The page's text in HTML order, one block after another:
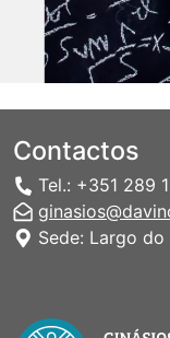
Contactos
Tel.: +351 289
Sede: Largo do